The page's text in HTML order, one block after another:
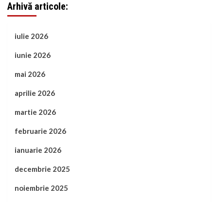
Arhivă articole:
iulie 2026
iunie 2026
mai 2026
aprilie 2026
martie 2026
februarie 2026
ianuarie 2026
decembrie 2025
noiembrie 2025